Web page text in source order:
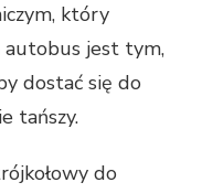
który
jest tym,
dostać się do
tańszy.
do